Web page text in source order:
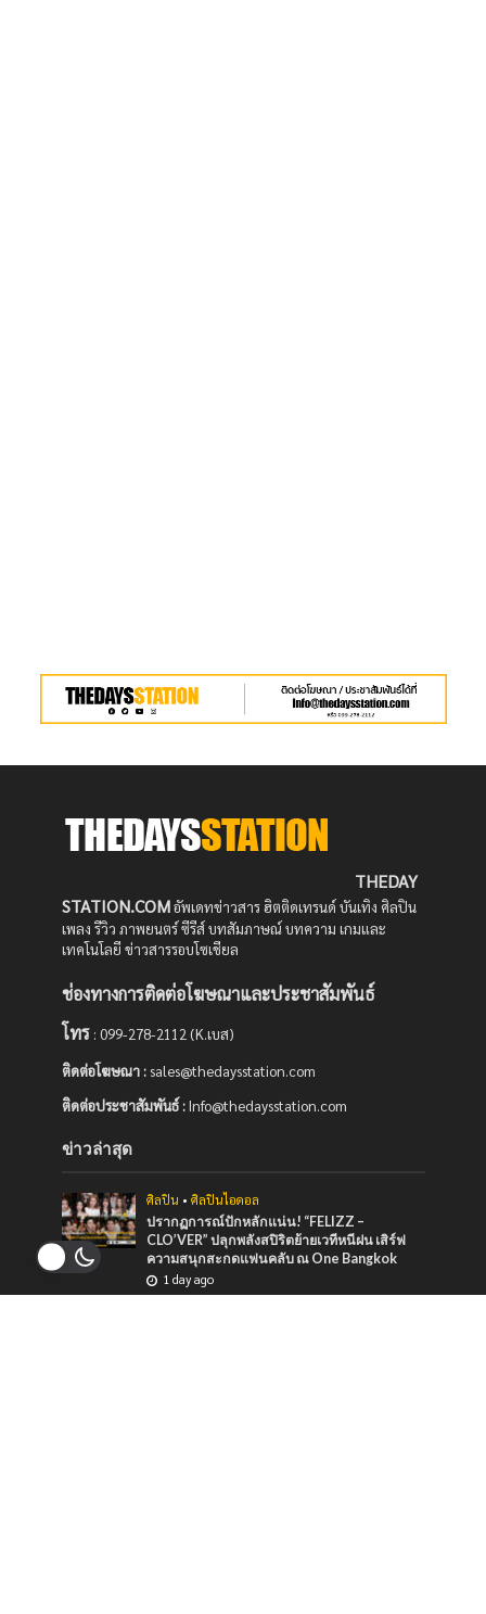
THEDAY
STATION.COMอัพเดทข่าวสาร ฮิตติดเทรนด์ บันเทิง ศิลปิน
เพลง รีวิว ภาพยนตร์ ซีรีส์ บทสัมภาษณ์ บทความ เกมและ
เทคโนโลยี ข่าวสารรอบโซเชียล
ช่องทางการติดต่อโฆษณาและประชาสัมพันธ์
โทร: 099-278-2112 (K.เบส)
ติดต่อโฆษณา :sales@thedaysstation.com
ติดต่อประชาสัมพันธ์:Info@thedaysstation.com
ข่าวล่าสุด
ศิลปิน • ศิลปินไอดอล
ปรากฏการณ์ปักหลักแน่น! “FELIZZ –
CLO’VER” ปลุกพลังสปิริตย้ายเวทีหนีฝน เสิร์ฟ
ความสนุกสะกดแฟนคลับ ณ One Bangkok
1 day ago